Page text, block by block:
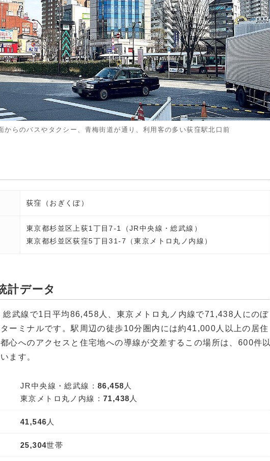
からのバスやタクシー、青梅街道が通り、利用客の多い荻窪駅北口前
荻窪（おぎくぼ）
東京都杉並区上荻1丁目7-1（JR中央線・総武線）
東京都杉並区荻窪5丁目31-7（東京メトロ丸ノ内線）
計データ
総武線で1日平均86,458人、東京メトロ丸ノ内線で71,438人にのぼ
ーミナルです。駅周辺の徒歩10分圏内には約41,000人以上の居住
心へのアクセスと住宅地への導線が交差するこの場所は、600件以
ます。
JR中央線・総武線： 86,458 人
東京メトロ丸ノ内線： 71,438 人
41,546 人
25,304世帯